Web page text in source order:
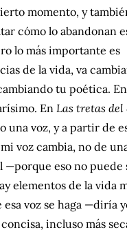
momento, y
cómo lo abandonan
lo más importante es
de la vida, va
tu poética.
En Las tretas del
una voz, y a partir de
voz cambia, no de
—porque eso no puede
elementos de la vida
esa voz se haga —diría
incluso más